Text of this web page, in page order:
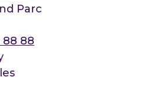
Parc
88 88